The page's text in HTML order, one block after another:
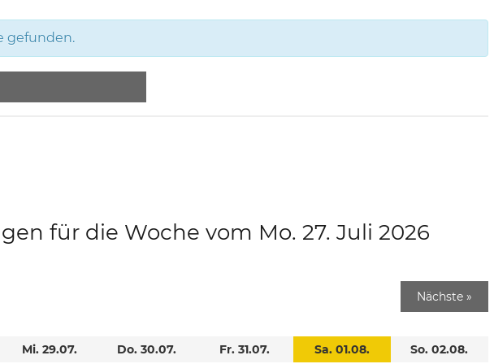
gefunden.
für die Woche vom Mo. 27. Juli 2026
Nächste »
Mi. 29.07. Do. 30.07. Fr. 31.07. Sa. 01.08. So. 02.08.